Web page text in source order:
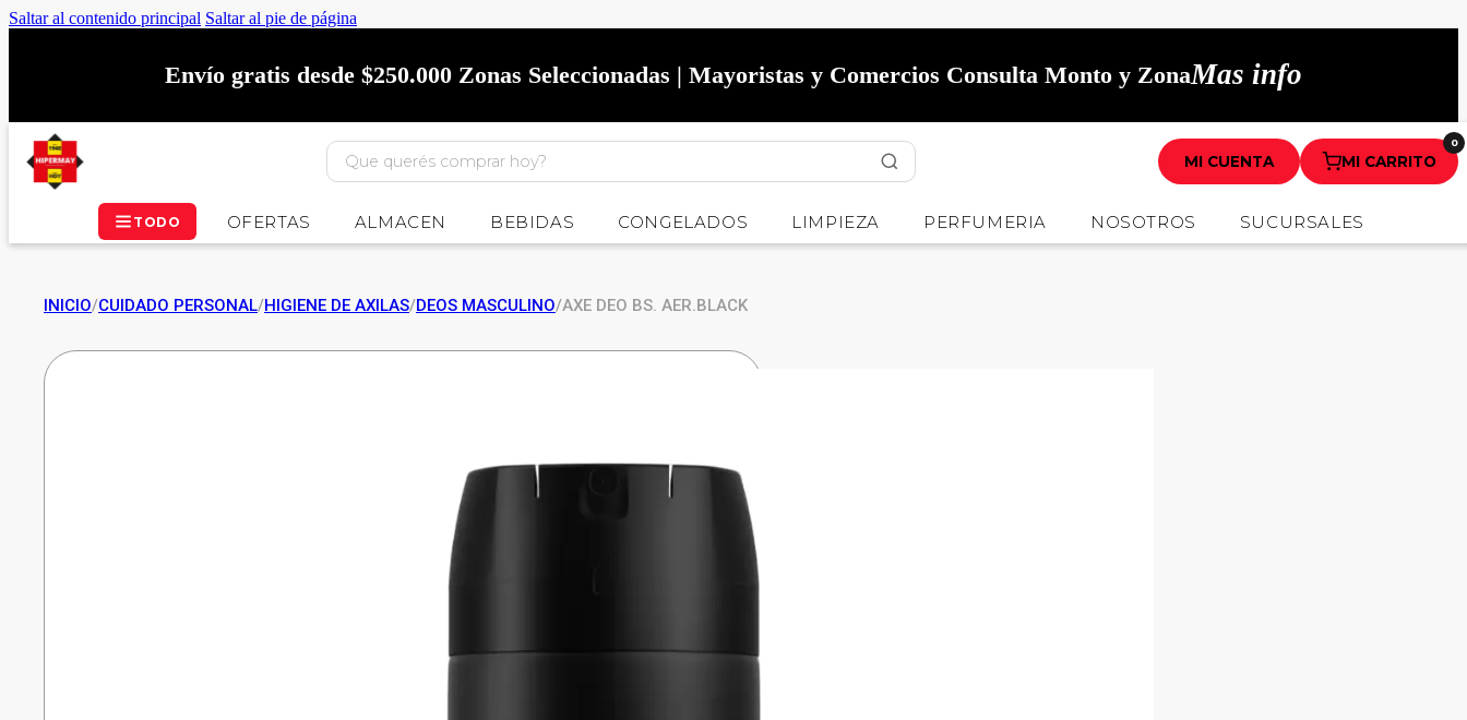
Saltar al contenido principal Saltar al pie de página
Envío gratis desde $250.000 Zonas Seleccionadas | Mayoristas y Comercios Consulta Monto y ZonaMas info
MI CUENTA MI CARRITO
0
TODO OFERTAS ALMACEN BEBIDAS CONGELADOS LIMPIEZA PERFUMERIA NOSOTROS SUCURSALES
INICIO/CUIDADO PERSONAL/HIGIENE DE AXILAS/DEOS MASCULINO/AXE DEO BS. AER.BLACK